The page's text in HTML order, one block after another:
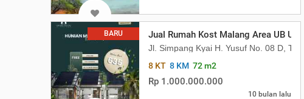
BARU Jual Rumah Kost Malang Area UB
Jl. Simpang Kyai H. Yusuf No. 08 D,
8 KT 8 KM 72 m2
Rp 1.000.000.000
10 bulan lalu